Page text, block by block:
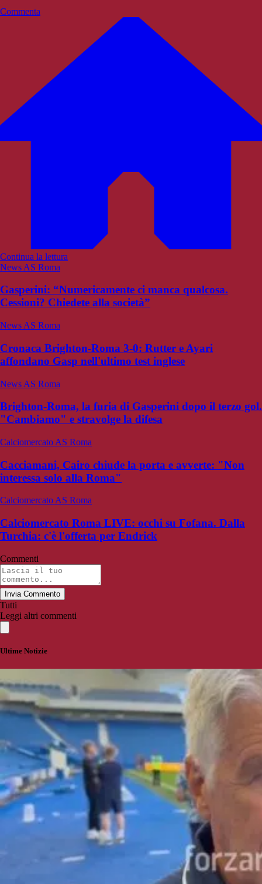
Commenta
Continua la lettura
News AS Roma
Gasperini: “Numericamente ci manca qualcosa.
Cessioni? Chiedete alla società”
News AS Roma
Cronaca Brighton-Roma 3-0: Rutter e Ayari
affondano Gasp nell'ultimo test inglese
News AS Roma
Brighton-Roma, la furia di Gasperini dopo il terzo gol.
"Cambiamo" e stravolge la difesa
Calciomercato AS Roma
Cacciamani, Cairo chiude la porta e avverte: "Non
interessa solo alla Roma"
Calciomercato AS Roma
Calciomercato Roma LIVE: occhi su Fofana. Dalla
Turchia: c'è l'offerta per Endrick
Commenti
Invia Commento
Tutti
Leggi altri commenti
Ultime Notizie